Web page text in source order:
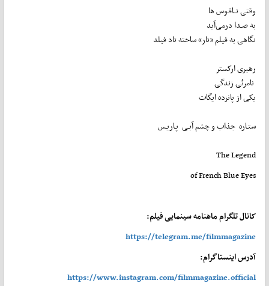
وقتی نــاقـوس ها
به صـدا درمی‌آید
نگاهی به فیلم «تار» ساخته تاد فیلد
رهبری ارکستر
نامرئی زندگی
یکی از پانزده ایگات
ستـاره جذاب و چشم آبـی پـاریـس
The Legend
of French Blue Eyes
کانال تلگرام ماهنامه سینمایی فیلم:
https://telegram.me/filmmagazine
آدرس اینستاگرام:
https://www.instagram.com/filmmagazine.official